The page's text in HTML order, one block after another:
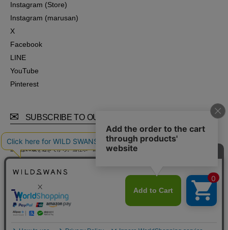
Instagram (Store)
Instagram (marusan)
X
Facebook
LINE
YouTube
Pinterest
SUBSCRIBE TO OUR MAIL MAGAZINE
飲酒は20歳を過ぎてから。当社ホームページでは20歳未満の方への酒類の販売は行ってお
りません。
飲酒運転は法律で禁止されています。妊娠中や授乳時の飲酒は、胎児乳児に悪影響を与え
© WILDSWANS ALL RIGHTS RESERVED.